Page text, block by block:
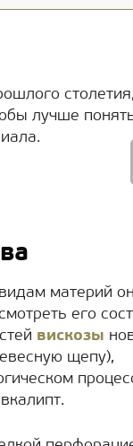
лучше
материй он
его
вискозы
щепу),